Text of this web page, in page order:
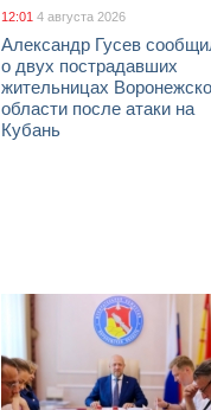
12:01 4 августа 2026
Александр Гусев
о двух пострадавших
жительницах
области после атаки на
Кубань